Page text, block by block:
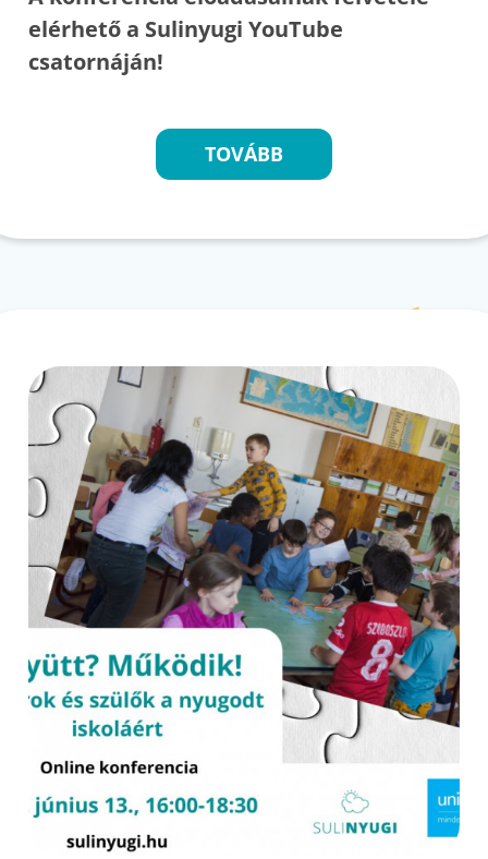
elérhető a Sulinyugi YouTube
csatornáján!
TOVÁBB